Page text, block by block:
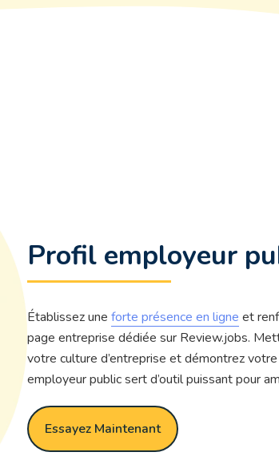
Profil employeur
Établissez une forte présence en ligne et
page entreprise dédiée sur Review.jobs.
votre culture d’entreprise et démontrez
employeur public sert d’outil puissant pour
Essayez Maintenant